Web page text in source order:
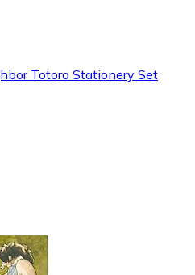
Totoro Stationery Set